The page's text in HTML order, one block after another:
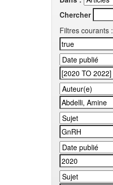
Chercher
Filtres courants :